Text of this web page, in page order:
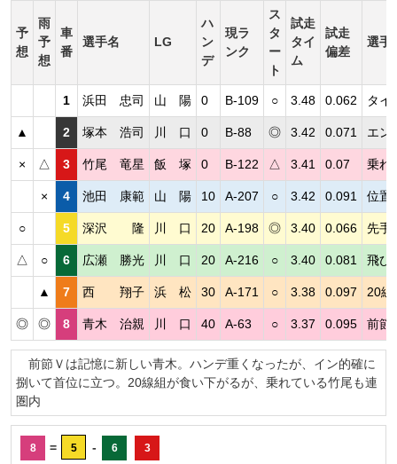
予
想
雨
予
想
車
番
選手名 LG
ハ
ン
デ
現ラ
ンク
ス
タ
ー
ト
試走
タイ
ム
試走
偏差
選手
1 浜田 忠司 山 陽 0 B-109 ○ 3.48 0.062 タイ
▲ 2 塚本 浩司 川 口 0 B-88 ◎ 3.42 0.071 エン
× △ 3 竹尾 竜星 飯 塚 0 B-122 △ 3.41 0.07 乗れ
× 4 池田 康範 山 陽 10 A-207 ○ 3.42 0.091 位置
○ 5 深沢 隆 川 口 20 A-198 ◎ 3.40 0.066 先手
△ ○ 6 広瀬 勝光 川 口 20 A-216 ○ 3.40 0.081 飛び
▲ 7 西 翔子 浜 松 30 A-171 ○ 3.38 0.097 20線
◎ ◎ 8 青木 治親 川 口 40 A-63 ○ 3.37 0.095 前節
前節Ｖは記憶に新しい青木。ハンデ重くなったが、イン的確に
捌いて首位に立つ。20線組が食い下がるが、乗れている竹尾も連
圏内
8 = 5 - 6 3